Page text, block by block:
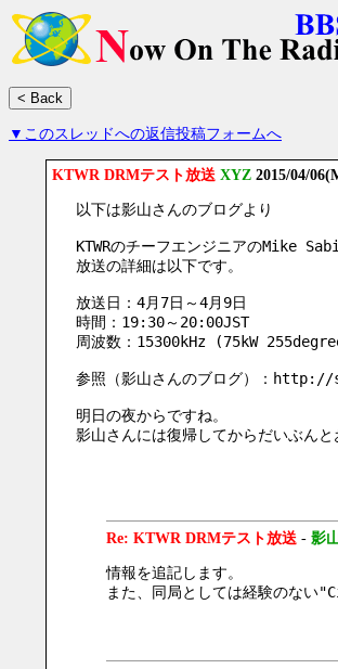
▼このスレッドへの返信投稿フォームへ
KTWR DRMテスト放送 XYZ 2015/04/
以下は影山さんのブログより
KTWRのチーフエンジニアのMike
放送の詳細は以下です。
放送日：4月7日～4月9日
時間：19:30～20:00JST
周波数：15300kHz (75kW
参照（影山さんのブログ）：
明日の夜からですね。
影山さんには復帰してからだいぶんと
Re: KTWR DRMテスト放送- 影
情報を追記します。
また、同局としては経験のな